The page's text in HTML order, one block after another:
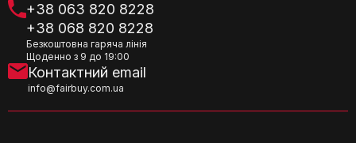
Чи може скринька пошкодитися від
+38 063 820 8228
+38 068 820 8228
Безкоштовна гаряча лінія
Щоденно з 9 до 19:00
Контактний email
info@fairbuy.com.ua